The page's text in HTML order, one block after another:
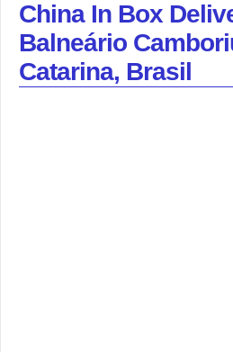
China In Box
Balneário
Catarina, Brasil